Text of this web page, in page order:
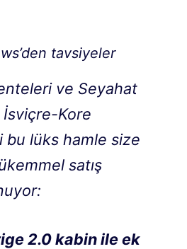
tavsiyeler
ve Seyahat
Kore
bu lüks hamle size
satış
2.0 kabin ile ek